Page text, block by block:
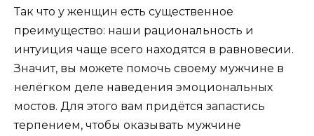
Так что у женщин есть существенное
преимущество: наши рациональность и
интуиция чаще всего находятся в равновесии.
Значит, вы можете помочь своему мужчине в
нелёгком деле наведения эмоциональных
мостов. Для этого вам придётся запастись
терпением, чтобы оказывать мужчине